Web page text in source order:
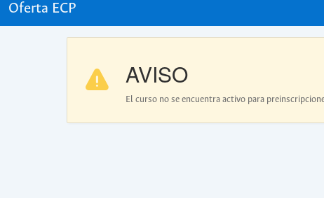
Oferta ECP
AVISO
El curso no se encuentra activo para